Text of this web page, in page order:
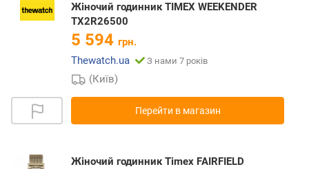
Жіночий годинник TIMEX WEEKENDER
TX2R26500
5 594 грн.
Thewatch.ua
З нами 7 років
(Київ)
Перейти в магазин
Жіночий годинник Timex FAIRFIELD